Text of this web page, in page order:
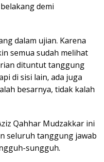
demi
dalam ujian. Karena
semua sudah melihat
dituntut tanggung
di sisi lain, ada juga
besarnya, tidak kalah
Qahhar Mudzakkar ini
seluruh tanggung jawab
sungguh.